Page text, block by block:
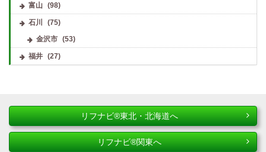
富山 (98)
石川
(75)
金沢市
(53)
福井 (27)
リフナビ®東北・北海道へ
リフナビ®関東へ